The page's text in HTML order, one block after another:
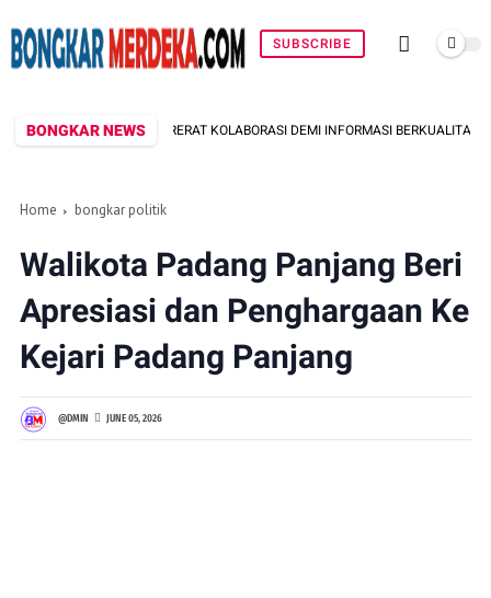
SUBSCRIBE
BONGKAR NEWS
PERERAT KOLABORASI DEMI INFORMASI BERKUALITAS
Home bongkar politik
Walikota Padang Panjang Beri
Apresiasi dan Penghargaan Ke
Kejari Padang Panjang
@DMIN JUNE 05, 2026